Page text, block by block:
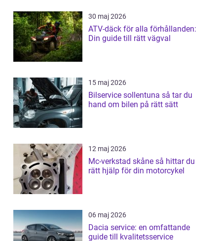
30 maj 2026
ATV-däck för alla förhållanden:
Din guide till rätt vägval
15 maj 2026
Bilservice sollentuna så tar du
hand om bilen på rätt sätt
12 maj 2026
Mc-verkstad skåne så hittar du
rätt hjälp för din motorcykel
06 maj 2026
Dacia service: en omfattande
guide till kvalitetsservice